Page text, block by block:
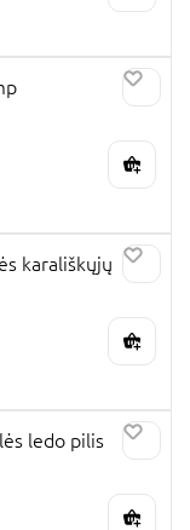
karališkųjų
ledo pilis